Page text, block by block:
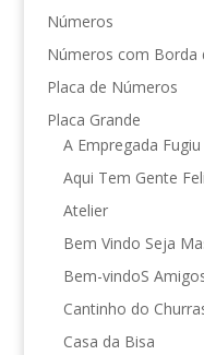
Números
Números com Borda
Placa de Números
Placa Grande
A Empregada
Aqui Tem Gente
Atelier
Bem Vindo Seja
Bem-vindoS
Cantinho do
Casa da Bisa